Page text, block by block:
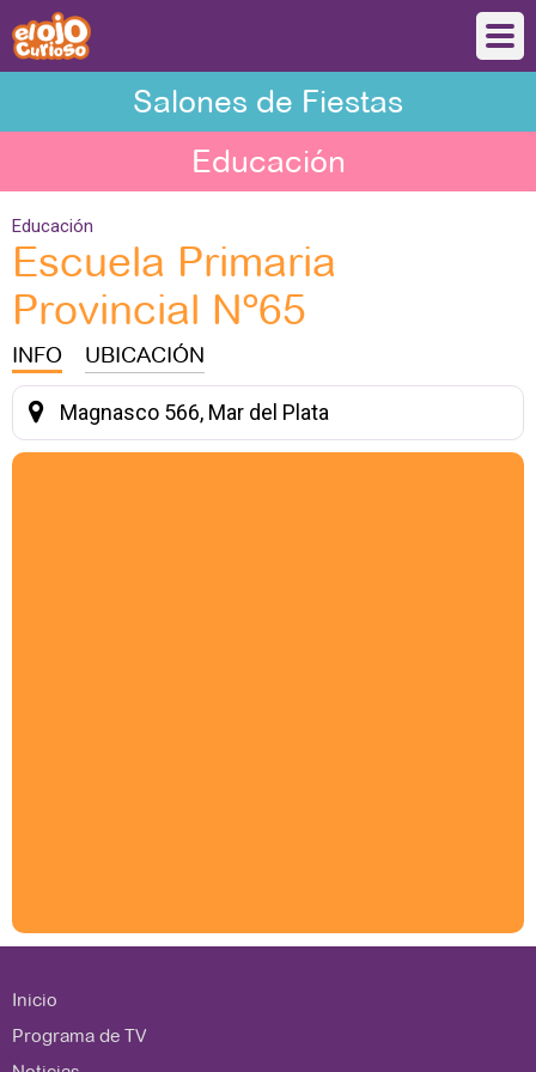
Salones de Fiestas
Educación
Educación
Escuela Primaria
Provincial Nº65
INFO UBICACIÓN
Magnasco 566, Mar del Plata
Inicio
Programa de TV